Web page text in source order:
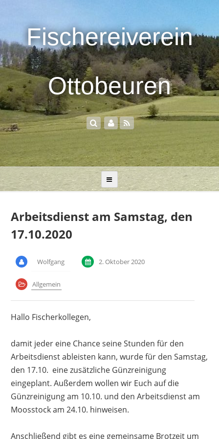
Fischereiverein
Ottobeuren
Arbeitsdienst am Samstag, den
17.10.2020
Wolfgang 2. Oktober 2020
Allgemein
Hallo Fischerkollegen,
damit jeder eine Chance seine Stunden für den
Arbeitsdienst ableisten kann, wurde für den Samstag,
den 17.10. eine zusätzliche Günzreinigung
eingeplant. Außerdem wollen wir Euch auf die
Günzreinigung am 10.10. und den Arbeitsdienst am
Moosstock am 24.10. hinweisen.
Anschließend gibt es eine gemeinsame Brotzeit um